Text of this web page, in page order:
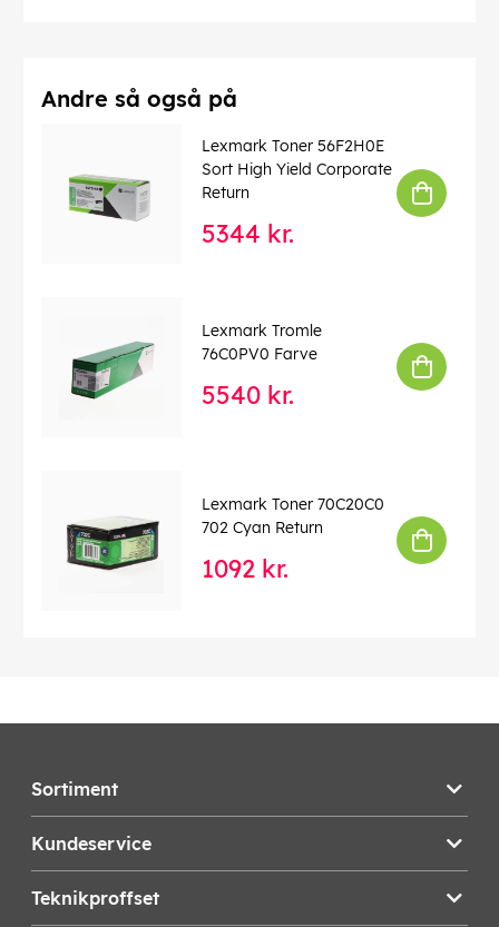
Andre så også på
Lexmark Toner 56F2H0E
Sort High Yield Corporate
Return
5344 kr.
Lexmark Tromle
76C0PV0 Farve
5540 kr.
Lexmark Toner 70C20C0
702 Cyan Return
1092 kr.
Sortiment
Kundeservice
Teknikproffset